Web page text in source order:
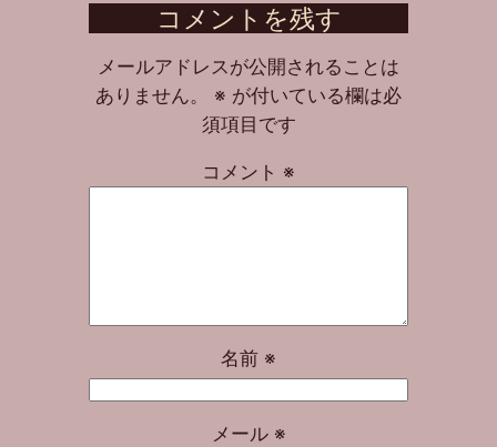
コメントを残す
メールアドレスが公開されることは
ありません。
※ が付いている欄は必
須項目です
コメント ※
名前 ※
メール ※